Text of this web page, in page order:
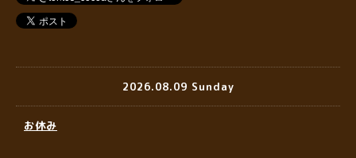
2026.08.09 Sunday
お休み